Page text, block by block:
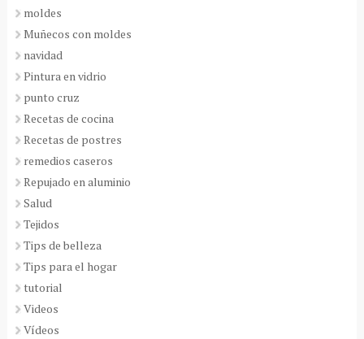
moldes
Muñecos con moldes
navidad
Pintura en vidrio
punto cruz
Recetas de cocina
Recetas de postres
remedios caseros
Repujado en aluminio
Salud
Tejidos
Tips de belleza
Tips para el hogar
tutorial
Videos
Vídeos